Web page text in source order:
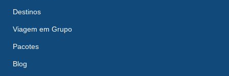
Destinos
Viagem em Grupo
Pacotes
Blog